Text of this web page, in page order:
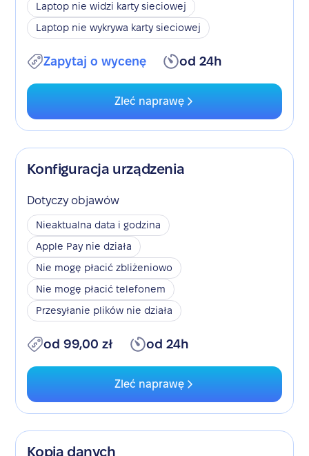
Laptop nie widzi karty sieciowej
Laptop nie wykrywa karty sieciowej
Zapytaj o wycenę od 24h
Zleć naprawę
Konfiguracja urządzenia
Dotyczy objawów
Nieaktualna data i godzina
Apple Pay nie działa
Nie mogę płacić zbliżeniowo
Nie mogę płacić telefonem
Przesyłanie plików nie działa
od 99,00 zł od 24h
Zleć naprawę
Kopia danych